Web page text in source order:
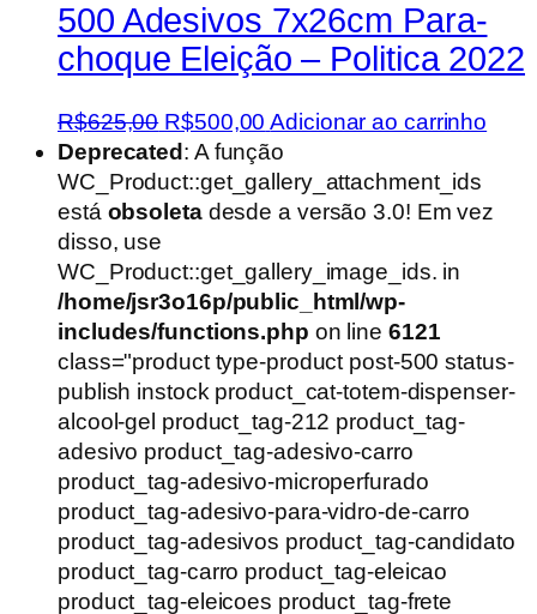
500 Adesivos 7x26cm Para-
choque Eleição – Politica 2022
R$625,00 O
preço
original
era:
R$500,00 O
preço
atual
é:
Adicionar ao carrinho
Deprecated : A função
WC_Product::get_gallery_attachment_ids
está obsoletadesde a versão 3.0! Em vez
disso, use
WC_Product::get_gallery_image_ids. in
/home/jsr3o16p/public_html/wp-
includes/functions.php on line 6121
class="product type-product post-500 status-
publish instock product_cat-totem-dispenser-
alcool-gel product_tag-212 product_tag-
adesivo product_tag-adesivo-carro
product_tag-adesivo-microperfurado
product_tag-adesivo-para-vidro-de-carro
product_tag-adesivos product_tag-candidato
product_tag-carro product_tag-eleicao
product_tag-eleicoes product_tag-frete